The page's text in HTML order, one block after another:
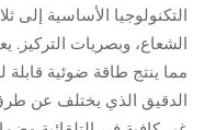
التكنولوجيا الأساسية إلى
الشعاع، وبصريات التركيز.
مما ينتج طاقة ضوئية قابلة
الدقيق الذي يختلف عن طرق